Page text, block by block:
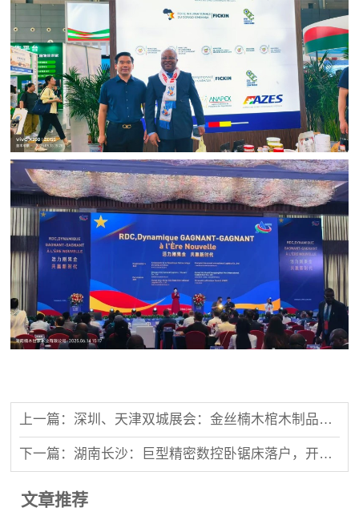
上一篇：深圳、天津双城展会：金丝楠木棺木制品受关注
下一篇：湖南长沙：巨型精密数控卧锯床落户，开启木材加工新时代
文章推荐